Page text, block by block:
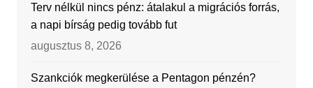
Terv nélkül nincs pénz: átalakul a migrációs forrás,
a napi bírság pedig tovább fut
augusztus 8, 2026
Szankciók megkerülése a Pentagon pénzén?